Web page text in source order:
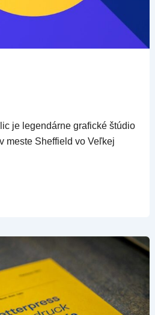
je legendárne grafické štúdio
meste Sheffield vo Veľkej